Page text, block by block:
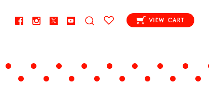
VIEW CART